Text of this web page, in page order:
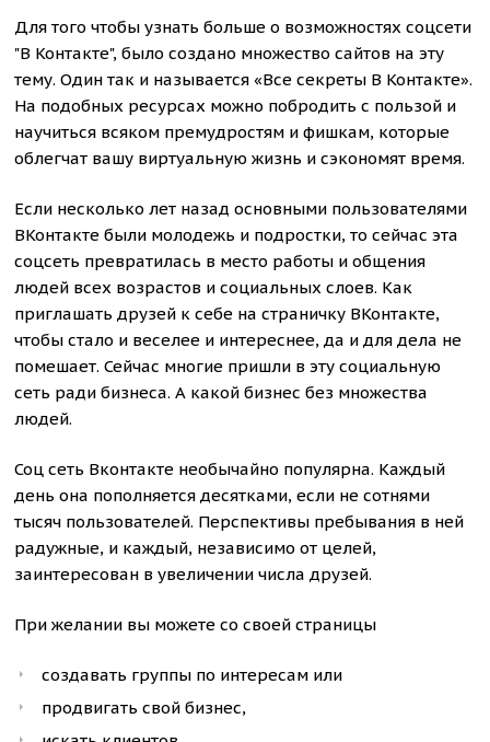
Для того чтобы узнать больше о возможностях соцсети
"В Контакте", было создано множество сайтов на эту
тему. Один так и называется «Все секреты В Контакте».
На подобных ресурсах можно побродить с пользой и
научиться всяком премудростям и фишкам, которые
облегчат вашу виртуальную жизнь и сэкономят время.
Если несколько лет назад основными пользователями
ВКонтакте были молодежь и подростки, то сейчас эта
соцсеть превратилась в место работы и общения
людей всех возрастов и социальных слоев. Как
приглашать друзей к себе на страничку ВКонтакте,
чтобы стало и веселее и интереснее, да и для дела не
помешает. Сейчас многие пришли в эту социальную
сеть ради бизнеса. А какой бизнес без множества
людей.
Соц сеть Вконтакте необычайно популярна. Каждый
день она пополняется десятками, если не сотнями
тысяч пользователей. Перспективы пребывания в ней
радужные, и каждый, независимо от целей,
заинтересован в увеличении числа друзей.
При желании вы можете со своей страницы
создавать группы по интересам или
продвигать свой бизнес,